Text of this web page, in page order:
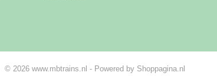
© 2026 www.mbtrains.nl - Powered by Shoppagina.nl